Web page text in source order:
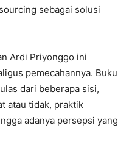
sebagai solusi
Ardi Priyonggo ini
pemecahannya. Buku
dari beberapa sisi,
atau tidak, praktik
adanya persepsi yang